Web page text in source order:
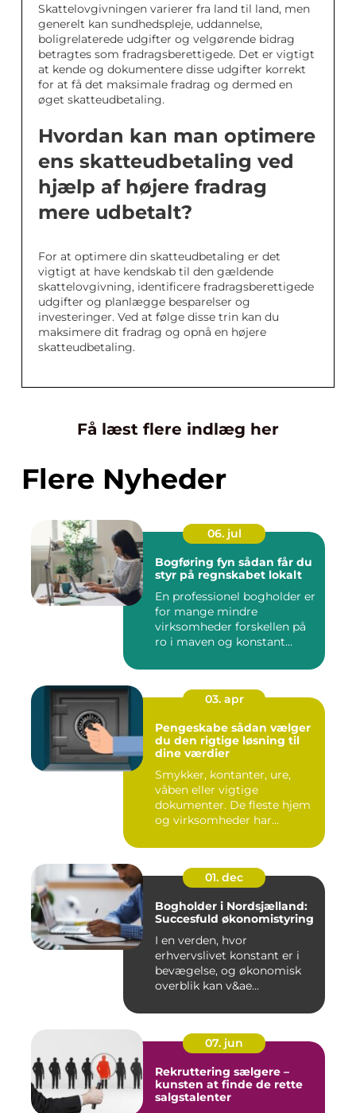
Skattelovgivningen varierer fra land til land, men
generelt kan sundhedspleje, uddannelse,
boligrelaterede udgifter og velgørende bidrag
betragtes som fradragsberettigede. Det er vigtigt
at kende og dokumentere disse udgifter korrekt
for at få det maksimale fradrag og dermed en
øget skatteudbetaling.
Hvordan kan man optimere
ens skatteudbetaling ved
hjælp af højere fradrag
mere udbetalt?
For at optimere din skatteudbetaling er det
vigtigt at have kendskab til den gældende
skattelovgivning, identificere fradragsberettigede
udgifter og planlægge besparelser og
investeringer. Ved at følge disse trin kan du
maksimere dit fradrag og opnå en højere
skatteudbetaling.
Få læst flere indlæg her
Flere Nyheder
06. jul
Bogføring fyn sådan får du
styr på regnskabet lokalt
En professionel bogholder er
for mange mindre
virksomheder forskellen på
ro i maven og konstant
03. apr
Pengeskabe sådan vælger
du den rigtige løsning til
dine værdier
Smykker, kontanter, ure,
våben eller vigtige
dokumenter. De fleste hjem
og virksomheder har
01. dec
Bogholder i Nordsjælland:
Succesfuld økonomistyring
I en verden, hvor
erhvervslivet konstant er i
bevægelse, og økonomisk
overblik kan v&ae...
07. jun
Rekruttering sælgere –
kunsten at finde de rette
salgstalenter